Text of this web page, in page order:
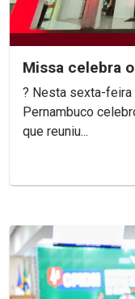
Missa celebra
? Nesta sexta-feira
Pernambuco
que reuniu...